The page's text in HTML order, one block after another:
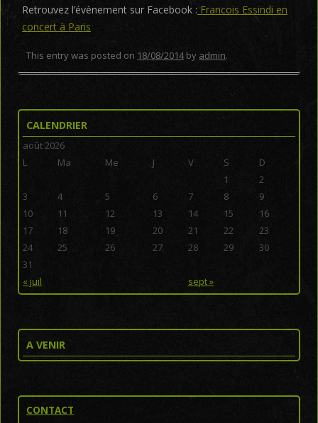
Retrouvez l’évènement sur Facebook : Francois Essindi en
concert à Paris
This entry was posted on 18/08/2014by admin.
CALENDRIER
août 2026
L
Ma Me J V S D
« juil sept »
1
2
3
4 5 6 7 8
9
10
11 12 13 14 15
16
17
18 19 20 21 22
23
24
25 26 27 28 29
30
31
A VENIR
CONTACT